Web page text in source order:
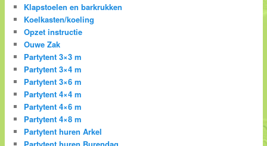
Klapstoelen en barkrukken
Koelkasten/koeling
Opzet instructie
Ouwe Zak
Partytent 3×3 m
Partytent 3×4 m
Partytent 3×6 m
Partytent 4×4 m
Partytent 4×6 m
Partytent 4×8 m
Partytent huren Arkel